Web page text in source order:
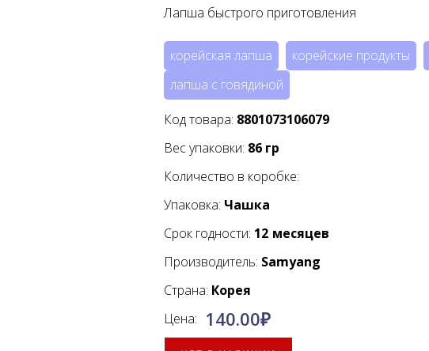
Лапша быстрого приготовления
корейская лапша корейские продукты
лапша с говядиной
Код товара: 8801073106079
Вес упаковки: 86 гр
Количество в коробке:
Упаковка: Чашка
Срок годности: 12 месяцев
Производитель: Samyang
Страна: Корея
Цена: 140.00₽